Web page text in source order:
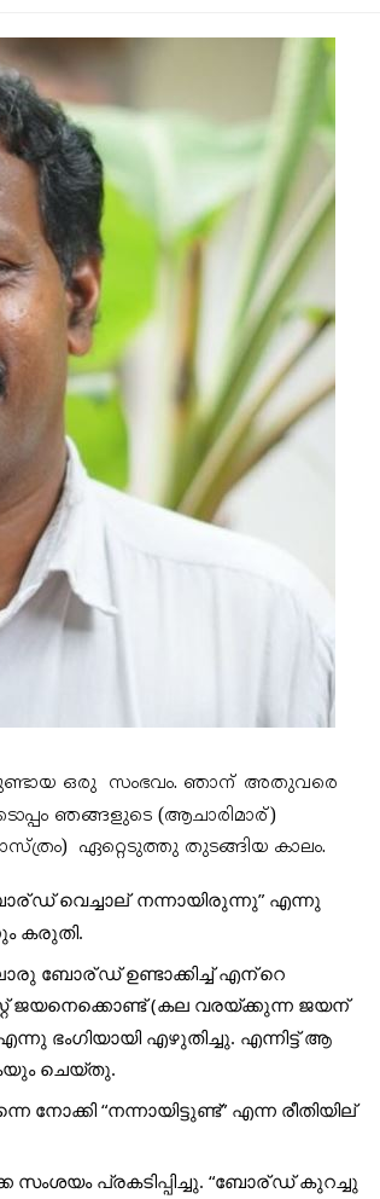
ഒരു  സംഭവം. ഞാന് അതുവരെ
ഞങ്ങളുടെ (ആചാരിമാര്)
ഏറ്റെടുത്തു തുടങ്ങിയ കാലം.
ഡ് വെച്ചാല് നന്നായിരുന്നു” എന്നു
കരുതി.
ബോര്ഡ് ഉണ്ടാക്കിച്ച് എന്റെ
ജയനെക്കൊണ്ട് (കല വരയ്ക്കുന്ന ജയന്
ചെയ്തു.
നോക്കി “നന്നായിട്ടുണ്ട്” എന്ന രീതിയില്
സംശയം പ്രകടിപ്പിച്ചു. “ബോര്ഡ് കുറച്ചു